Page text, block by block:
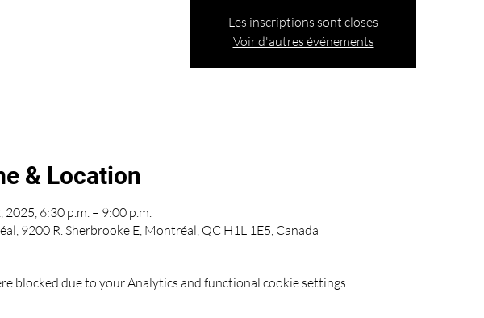
Les inscriptions sont closes
Voir d'autres événements
& Location
2025, 6:30 p.m. – 9:00 p.m.
9200 R. Sherbrooke E, Montréal, QC H1L 1E5, Canada
blocked due to your Analytics and functional cookie settings.